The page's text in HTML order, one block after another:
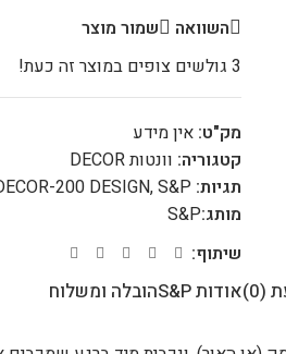
השוואה
שמור מוצר
3 גולשים צופים במוצר זה כעת!
מק"ט: אין מידע
קטגוריה: וונטות DECOR
תגיות:
200 DESIGN,S&P
מותג:S&P
שיתוף:
(0) אודות S&P הובלה ומשלוח